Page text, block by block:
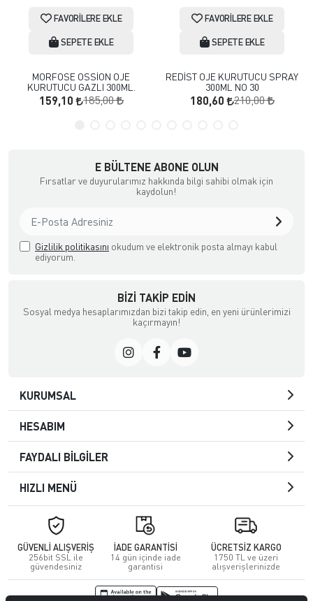
FAVORILERE EKLE
SEPETE EKLE
MORFOSE OSSİON OJE
KURUTUCU GAZLI 300ML.
159,10 185,00
FAVORILERE EKLE
SEPETE EKLE
REDİST OJE KURUTUCU SPRAY
300ML NO 30
180,60 210,00
E BÜLTENE ABONE OLUN
Fırsatlar ve duyurularımız hakkında bilgi sahibi olmak için
kaydolun!
Gizlilik politikasını okudum ve elektronik posta almayı kabul
ediyorum.
BIZI TAKIP EDIN
Sosyal medya hesaplarımızdan bizi takip edin, en yeni ürünlerimizi
kaçırmayın!
KURUMSAL
HESABIM
FAYDALI BİLGİLER
HIZLI MENÜ
GÜVENLİ ALIŞVERİŞ
256bit SSL ile
güvendesiniz
İADE GARANTİSİ
14 gün içinde iade
garantisi
ÜCRETSİZ KARGO
1750 TL ve üzeri
alışverişlerinizde